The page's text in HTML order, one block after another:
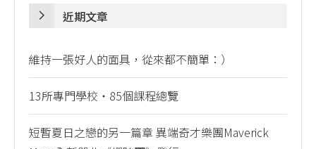
近期文章
維持一張好人的面具，從來都不簡單：）
13所專門學校・85個課程總覽
短暫夏日之戀的另一篇章 異端奇才樂團Maverick